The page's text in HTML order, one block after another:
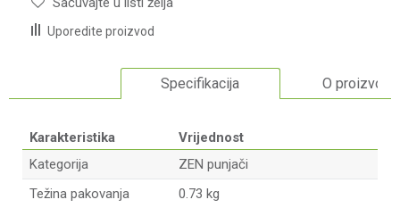
Uporedite proizvod
Specifikacija O proizvodu
Karakteristika
Vrijednost
Kategorija
ZEN punjači
Težina pakovanja
0.73 kg